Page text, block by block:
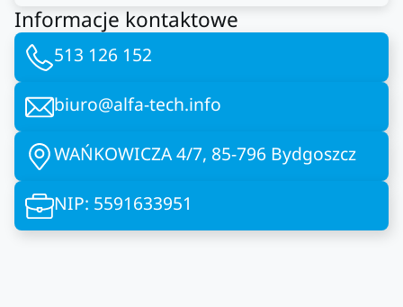
Informacje kontaktowe
513 126 152
biuro@alfa-tech.info
WAŃKOWICZA 4/7, 85-796 Bydgoszcz
NIP: 5591633951